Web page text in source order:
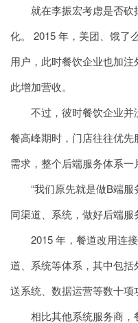
就在李振宏考虑是否砍
化。 2015 年，美团、饿了
用户，此时餐饮企业也加
此增加营收。
不过，彼时餐饮企业并
餐高峰期时，门店往往优
需求，整个后端服务体系一
“我们原先就是做B端服
同渠道、系统，做好后端服
2015 年，餐道改用连接
道、系统等体系，其中包
送系统、数据运营等数十项
相比其他系统服务商，